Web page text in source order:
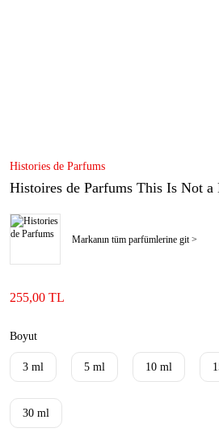
Histories de Parfums
Histoires de Parfums This Is Not
Markanın tüm parfümlerine git >
255,00 TL
Boyut
3 ml 5 ml 10 ml
30 ml